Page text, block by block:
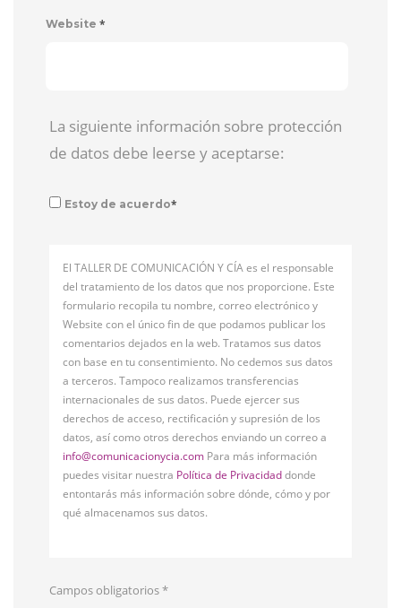
Website *
La siguiente información sobre protección
de datos debe leerse y aceptarse:
Estoy de acuerdo*
El TALLER DE COMUNICACIÓN Y CÍA es el responsable
del tratamiento de los datos que nos proporcione. Este
formulario recopila tu nombre, correo electrónico y
Website con el único fin de que podamos publicar los
comentarios dejados en la web. Tratamos sus datos
con base en tu consentimiento. No cedemos sus datos
a terceros. Tampoco realizamos transferencias
internacionales de sus datos. Puede ejercer sus
derechos de acceso, rectificación y supresión de los
datos, así como otros derechos enviando un correo a
info@comunicacionycia.com Para más información
puedes visitar nuestra Política de Privacidaddonde
entontarás más información sobre dónde, cómo y por
qué almacenamos sus datos.
Campos obligatorios*